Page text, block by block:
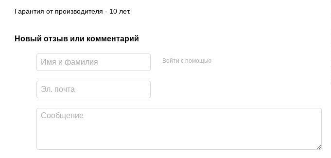
Гарантия от производителя - 10 лет.
Новый отзыв или комментарий
Войти с помощью